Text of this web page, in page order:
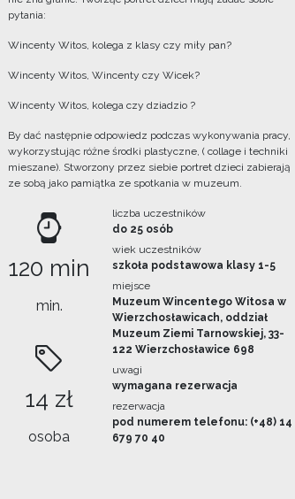
pytania:
Wincenty Witos, kolega z klasy czy miły pan?
Wincenty Witos, Wincenty czy Wicek?
Wincenty Witos, kolega czy dziadzio ?
By dać następnie odpowiedz podczas wykonywania pracy,
wykorzystując różne środki plastyczne, ( collage i techniki
mieszane). Stworzony przez siebie portret dzieci zabierają
ze sobą jako pamiątka ze spotkania w muzeum.
120 min
min.
14 zł
osoba
liczba uczestników
do 25 osób
wiek uczestników
szkoła podstawowa klasy 1-5
miejsce
Muzeum Wincentego Witosa w
Wierzchosławicach, oddział
Muzeum Ziemi Tarnowskiej, 33-
122 Wierzchosławice 698
uwagi
wymagana rezerwacja
rezerwacja
pod numerem telefonu: (+48) 14
679 70 40